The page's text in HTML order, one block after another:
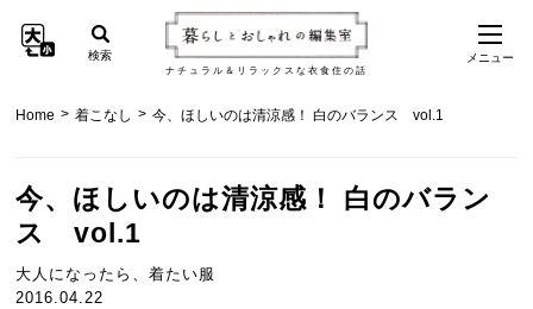
ナチュラル＆リラックスな衣食住の話
検索 メニュー
Home > 着こなし > 今、ほしいのは清涼感！ 白のバランス vol.1
今、ほしいのは清涼感！ 白のバラン
ス vol.1
大人になったら、着たい服
2016.04.22